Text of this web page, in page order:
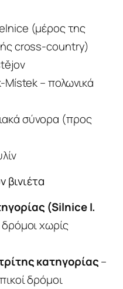
(μέρος της
cross-country)
– πολωνικά
σύνορα (προς
(Silnice I.
χωρίς
κατηγορίας–
δρόμοι